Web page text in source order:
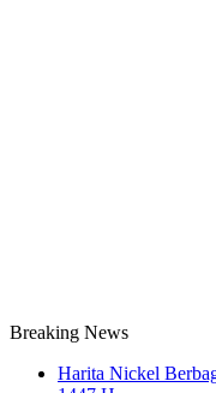
Breaking News
Harita Nickel